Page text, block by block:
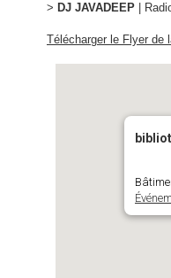
> DJ JAVADEEP |
Télécharger le Flyer de